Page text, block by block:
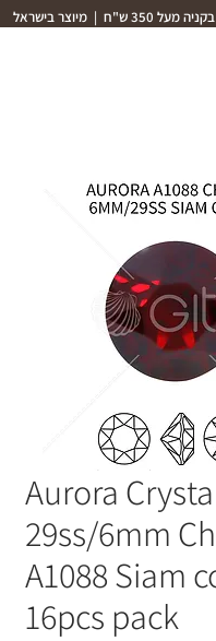
| מיוצר בישראל
Aurora
29ss/6mm
A1088 Siam
16pcs pack